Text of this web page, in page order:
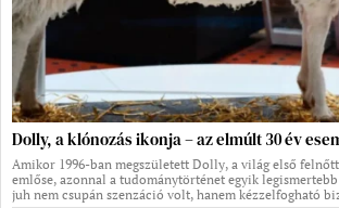
Dolly, a klónozás ikonja – az elmúlt 30 év
Amikor 1996-ban megszületett Dolly, a világ első
emlőse, azonnal a tudománytörténet egyik
juh nem csupán szenzáció volt, hanem kézzelfogható